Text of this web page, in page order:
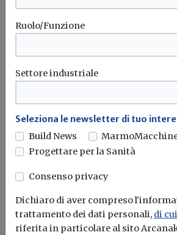
Approvato il DL
definitivamente cancellato
gennaio 2019
Redazione Build News
Il nuovo sistema di tracciabilità dei
in maniera diretta...
Ruolo/Funzione
Settore industriale
Seleziona le newsletter di tuo
Build News
Progettare per la Sanità
Consenso privacy
Dichiaro di aver compreso
trattamento dei dati personali, di
riferita in particolare al sito